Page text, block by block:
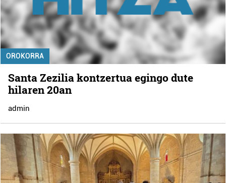
OROKORRA
Santa Zezilia kontzertua egingo dute
hilaren 20an
admin